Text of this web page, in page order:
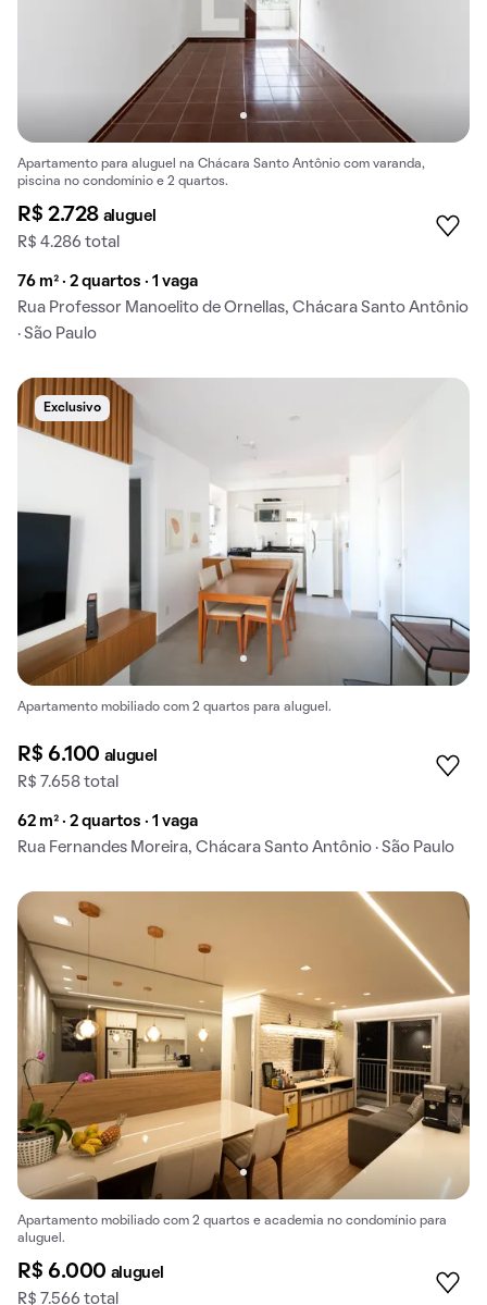
Apartamento para aluguel na Chácara Santo Antônio com varanda,
piscina no condomínio e 2 quartos.
R$ 2.728 aluguel
R$ 4.286 total
76 m² · 2 quartos · 1 vaga
Rua Professor Manoelito de Ornellas, Chácara Santo Antônio
· São Paulo
Exclusivo
Apartamento mobiliado com 2 quartos para aluguel.
R$ 6.100 aluguel
R$ 7.658 total
62 m² · 2 quartos · 1 vaga
Rua Fernandes Moreira, Chácara Santo Antônio · São Paulo
Apartamento mobiliado com 2 quartos e academia no condomínio para
aluguel.
R$ 6.000 aluguel
R$ 7.566 total